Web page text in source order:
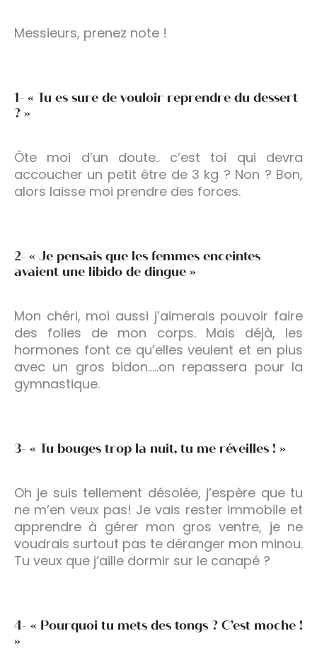
Messieurs, prenez note !
1- « Tu es sure de vouloir reprendre du dessert
? »
Ôte moi d’un doute.. c’est toi qui devra
accoucher un petit être de 3 kg ? Non ? Bon,
alors laisse moi prendre des forces.
2- « Je pensais que les femmes enceintes
avaient une libido de dingue »
Mon chéri, moi aussi j’aimerais pouvoir faire
des folies de mon corps. Mais déjà, les
hormones font ce qu’elles veulent et en plus
avec un gros bidon…..on repassera pour la
gymnastique.
3- « Tu bouges trop la nuit, tu me réveilles ! »
Oh je suis tellement désolée, j’espère que tu
ne m’en veux pas! Je vais rester immobile et
apprendre à gérer mon gros ventre, je ne
voudrais surtout pas te déranger mon minou.
Tu veux que j’aille dormir sur le canapé ?
4- « Pourquoi tu mets des tongs ? C’est moche !
»